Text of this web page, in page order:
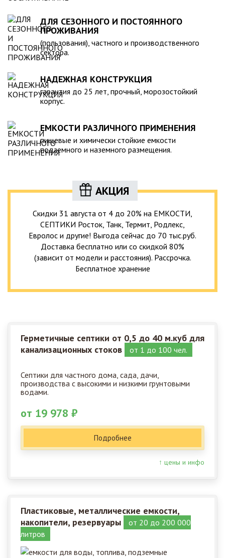
ДЛЯ СЕЗОННОГО И ПОСТОЯННОГО
ПРОЖИВАНИЯ
(пользования), частного и производственного
сектора.
НАДЕЖНАЯ КОНСТРУКЦИЯ
гарантия до 25 лет, прочный, морозостойкий
корпус.
ЕМКОСТИ РАЗЛИЧНОГО ПРИМЕНЕНИЯ
пищевые и химически стойкие емкости
подземного и наземного размещения.
АКЦИЯ
Скидки 31 августа от 4 до 20% на ЕМКОСТИ,
СЕПТИКИ Росток, Танк, Термит, Родлекс,
Евролос и другие! Выгода сейчас до 70 тыс.руб.
Доставка бесплатно или со скидкой 80%
(зависит от модели и расстояния). Рассрочка.
Бесплатное хранение
Герметичные септики от 0,5 до 40 м.куб для
канализационных стоков
от 1 до 100 чел.
Септики для частного дома, сада, дачи,
производства с высокими и низкими грунтовыми
водами.
от 19 978 ₽
Подробнее
↑ цены и инфо
Пластиковые, металлические емкости,
накопители, резервуары
от 20 до 200 000
литров